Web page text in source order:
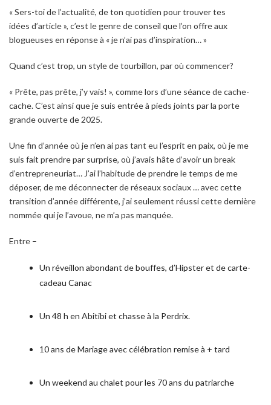
« Sers-toi de l’actualité, de ton quotidien pour trouver tes
idées d’article », c’est le genre de conseil que l’on offre aux
blogueuses en réponse à « je n’ai pas d’inspiration… »
Quand c’est trop, un style de tourbillon, par où commencer?
« Prête, pas prête, j’y vais! », comme lors d’une séance de cache-
cache. C’est ainsi que je suis entrée à pieds joints par la porte
grande ouverte de 2025.
Une fin d’année où je n’en ai pas tant eu l’esprit en paix, où je me
suis fait prendre par surprise, où j’avais hâte d’avoir un break
d’entrepreneuriat… J’ai l’habitude de prendre le temps de me
déposer, de me déconnecter de réseaux sociaux … avec cette
transition d’année différente, j’ai seulement réussi cette dernière
nommée qui je l’avoue, ne m’a pas manquée.
Entre –
Un réveillon abondant de bouffes, d’Hipster et de carte-
cadeau Canac
Un 48 h en Abitibi et chasse à la Perdrix.
10 ans de Mariage avec célébration remise à + tard
Un weekend au chalet pour les 70 ans du patriarche